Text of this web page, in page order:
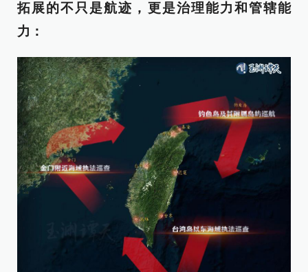
拓展的不只是航迹，更是治理能力和管辖能
力：